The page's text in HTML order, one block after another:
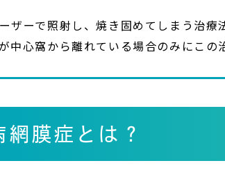
ザーで照射し、焼き固めてしまう治
中心窩から離れている場合のみにこの
網膜症とは？